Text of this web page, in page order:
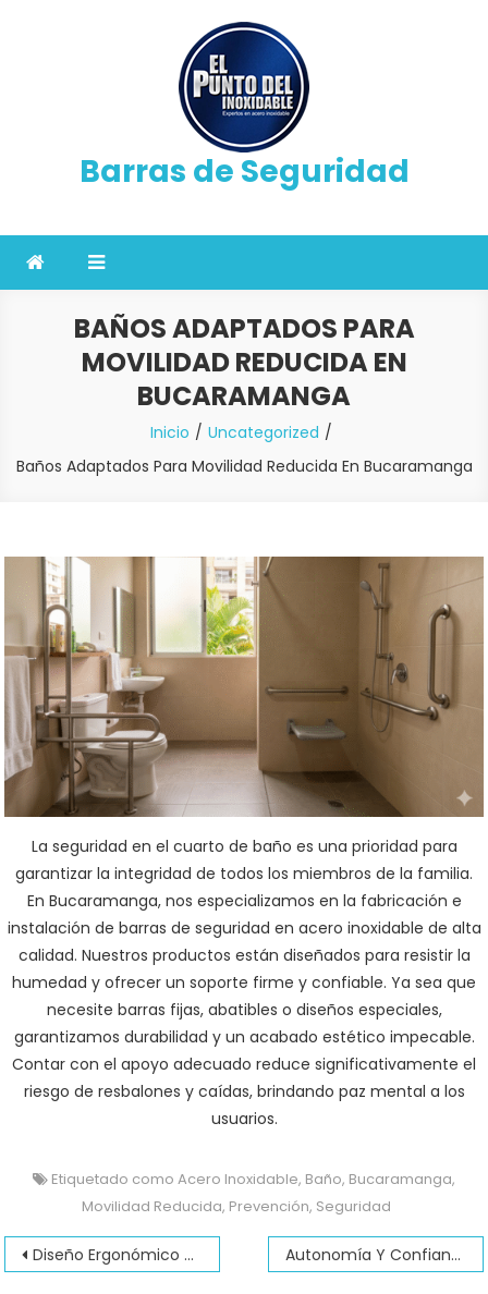
Barras de Seguridad
BAÑOS ADAPTADOS PARA
MOVILIDAD REDUCIDA EN
BUCARAMANGA
Inicio
Uncategorized
Baños Adaptados Para Movilidad Reducida En Bucaramanga
La seguridad en el cuarto de baño es una prioridad para
garantizar la integridad de todos los miembros de la familia.
En Bucaramanga, nos especializamos en la fabricación e
instalación de barras de seguridad en acero inoxidable de alta
calidad. Nuestros productos están diseñados para resistir la
humedad y ofrecer un soporte firme y confiable. Ya sea que
necesite barras fijas, abatibles o diseños especiales,
garantizamos durabilidad y un acabado estético impecable.
Contar con el apoyo adecuado reduce significativamente el
riesgo de resbalones y caídas, brindando paz mental a los
usuarios.
Etiquetado como Acero Inoxidable, Baño, Bucaramanga,
Movilidad Reducida, Prevención, Seguridad
Navegación
Diseño Ergonómico Y Funcional En Bucaramanga Autonomía Y Confianza En La Ducha En Bucaramanga